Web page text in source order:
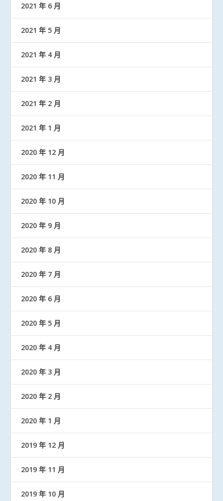
2021 年 6 月
2021 年 5 月
2021 年 4 月
2021 年 3 月
2021 年 2 月
2021 年 1 月
2020 年 12 月
2020 年 11 月
2020 年 10 月
2020 年 9 月
2020 年 8 月
2020 年 7 月
2020 年 6 月
2020 年 5 月
2020 年 4 月
2020 年 3 月
2020 年 2 月
2020 年 1 月
2019 年 12 月
2019 年 11 月
2019 年 10 月